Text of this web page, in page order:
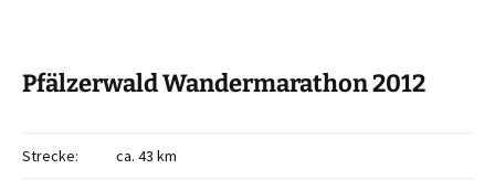
Pfälzerwald Wandermarathon 2012
Strecke: ca. 43 km